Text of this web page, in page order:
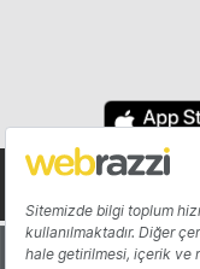
Hakkında